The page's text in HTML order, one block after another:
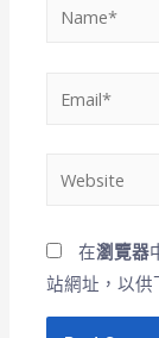
在瀏覽器
站網址，以供